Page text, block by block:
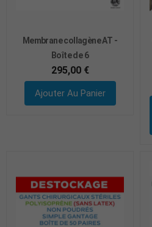
Membrane collagène AT -
Boîte de 6
295,00 €
Ajouter Au Panier